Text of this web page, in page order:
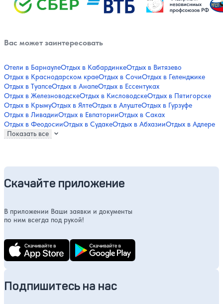
Вас может заинтересовать
Отели в БарнаулеОтдых в КабардинкеОтдых в Витязево
Отдых в Краснодарском краеОтдых в СочиОтдых в Геленджике
Отдых в ТуапсеОтдых в АнапеОтдых в Ессентуках
Отдых в ЖелезноводскеОтдых в КисловодскеОтдых в Пятигорске
Отдых в КрымуОтдых в ЯлтеОтдых в АлуштеОтдых в Гурзуфе
Отдых в ЛивадииОтдых в ЕвпаторииОтдых в Саках
Отдых в ФеодосииОтдых в СудакеОтдых в АбхазииОтдых в Адлере
Показать все
Скачайте приложение
В приложении Ваши заявки и документы
по ним всегда под рукой!
Подпишитесь на нас